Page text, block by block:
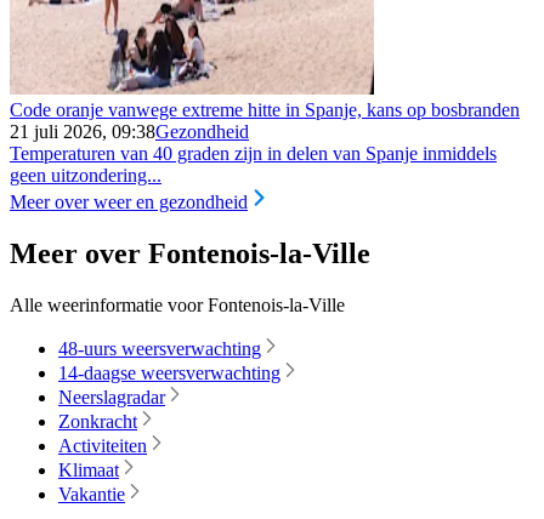
Code oranje vanwege extreme hitte in Spanje, kans op bosbranden
21 juli 2026, 09:38Gezondheid
Temperaturen van 40 graden zijn in delen van Spanje inmiddels
geen uitzondering...
Meer over weer en gezondheid
Meer over Fontenois-la-Ville
Alle weerinformatie voor Fontenois-la-Ville
48-uurs weersverwachting
14-daagse weersverwachting
Neerslagradar
Zonkracht
Activiteiten
Klimaat
Vakantie